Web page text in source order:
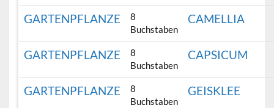
GARTENPFLANZE
8
Buchstaben
CAMELLIA
GARTENPFLANZE
8
Buchstaben
CAPSICUM
GARTENPFLANZE
8
Buchstaben
GEISKLEE